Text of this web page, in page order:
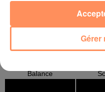
Balance
Gérer